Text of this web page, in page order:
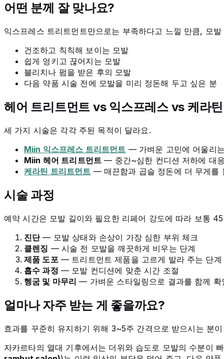
어떤 분께 잘 맞나요?
익스프레스 트리트먼트만으로는 부족하다고 느낄 만큼, 모
건조하고 칙칙해 보이는 모발
쉽게 엉키고 끊어지는 모발
블리치나 펌을 받은 후의 모발
다음 약품 시술 전에 모발을 미리 정돈해 두고 싶은 분
헤어 트리트먼트 vs 익스프레스 vs 케라틴
세 가지 시술은 각각 주된 목적이 달라요.
Miin 익스프레스 트리트먼트 — 가벼운 고민에 어울리
Miin 헤어 트리트먼트 — 중간~심한 컨디션 저하에 대
케라틴 트리트먼트 — 매끈함과 곱슬 정돈에 더 무게를
시술 과정
예약 시간은 모발 길이와 필요한 리페어 강도에 따라 보통
진단— 모발 상태와 손상이 가장 심한 부위 체크
클렌징 — 시술 전 모발을 깨끗하게 비우는 단계
제품 도포 — 트리트먼트 제품을 고르게 발라 주는 단계
흡수 과정 — 모발 컨디션에 맞춘 시간 조절
헹굼 및 마무리 — 가벼운 스타일링으로 결과를 함께 확
얼마나 자주 받는 게 좋을까요?
효과를 꾸준히 유지하기 위해 3~5주 간격으로 받으시는 분
자카르타의 열대 기후에서는 더위와 습도로 모발의 수분이